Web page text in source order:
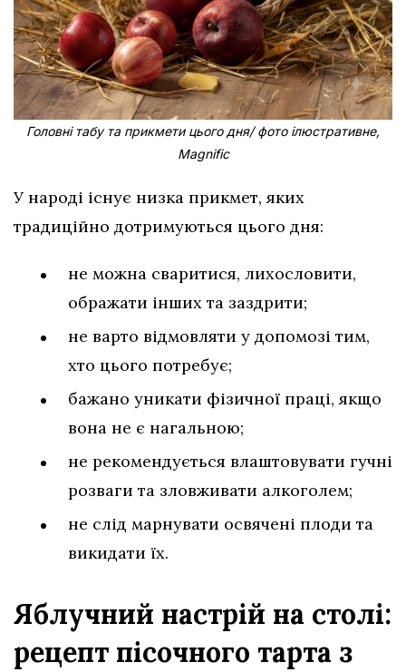
Головні табу та прикмети цього дня/ фото ілюстративне,
Magnific
У народі існує низка прикмет, яких
традиційно дотримуються цього дня:
не можна сваритися, лихословити,
ображати інших та заздрити;
не варто відмовляти у допомозі тим,
хто цього потребує;
бажано уникати фізичної праці, якщо
вона не є нагальною;
не рекомендується влаштовувати гучні
розваги та зловживати алкоголем;
не слід марнувати освячені плоди та
викидати їх.
Яблучний настрій на столі:
рецепт пісочного тарта з